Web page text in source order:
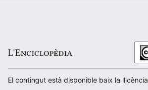
El contingut està disponible baix la llicència